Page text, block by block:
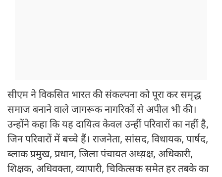
सीएम ने विकसित भारत की संकल्पना को पूरा कर समृद्ध
समाज बनाने वाले जागरूक नागरिकों से अपील भी की।
उन्होंने कहा कि यह दायित्व केवल उन्हीं परिवारों का नहीं है,
जिन परिवारों में बच्चे हैं। राजनेता, सांसद, विधायक, पार्षद,
ब्लाक प्रमुख, प्रधान, जिला पंचायत अध्य़क्ष, अधिकारी,
शिक्षक, अधिवक्ता, व्यापारी, चिकित्सक समेत हर तबके का